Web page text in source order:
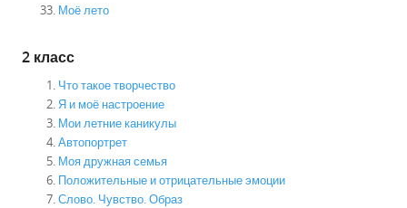
Моё лето
2 класс
Что такое творчество
Я и моё настроение
Мои летние каникулы
Автопортрет
Моя дружная семья
Положительные и отрицательные эмоции
Слово. Чувство. Образ